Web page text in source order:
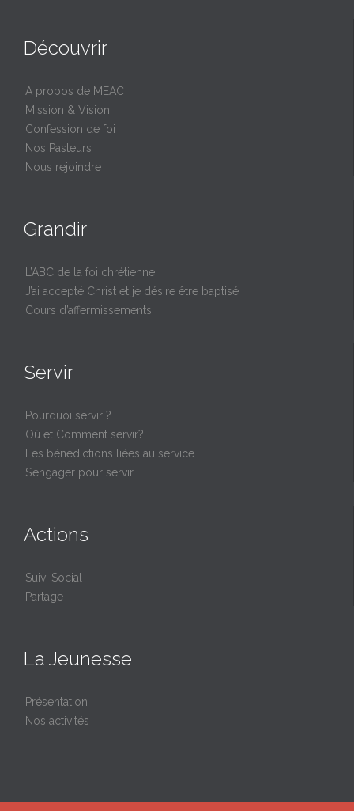
Découvrir
A propos de MEAC
Mission & Vision
Confession de foi
Nos Pasteurs
Nous rejoindre
Grandir
L’ABC de la foi chrétienne
J’ai accepté Christ et je désire être baptisé
Cours d’affermissements
Servir
Pourquoi servir ?
Où et Comment servir?
Les bénédictions liées au service
S’engager pour servir
Actions
Suivi Social
Partage
La Jeunesse
Présentation
Nos activités